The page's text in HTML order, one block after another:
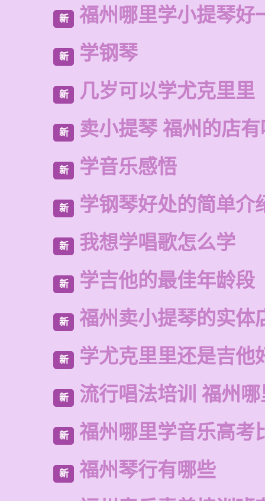
新 福州哪里学小提琴好
新 学钢琴
新 几岁可以学尤克里里
新 卖小提琴 福州的店
新 学音乐感悟
新 学钢琴好处的简单介
新 我想学唱歌怎么学
新 学吉他的最佳年龄段
新 福州卖小提琴的实体
新 学尤克里里还是吉他
新 流行唱法培训 福州
新 福州哪里学音乐高考
新
福州琴行有哪些